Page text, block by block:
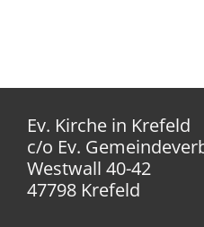
Ev. Kirche in Krefeld
c/o Ev.
Westwall 40-42
47798 Krefeld